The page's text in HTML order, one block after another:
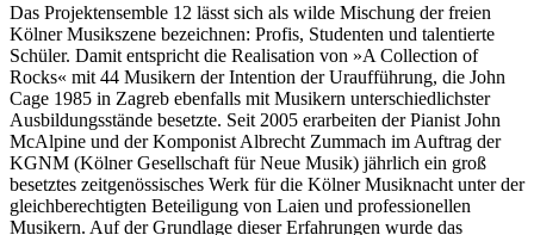
Das Projektensemble 12 lässt sich als wilde Mischung der freien
Kölner Musikszene bezeichnen: Profis, Studenten und talentierte
Schüler. Damit entspricht die Realisation von »A Collection of
Rocks« mit 44 Musikern der Intention der Uraufführung, die John
Cage 1985 in Zagreb ebenfalls mit Musikern unterschiedlichster
Ausbildungsstände besetzte. Seit 2005 erarbeiten der Pianist John
McAlpine und der Komponist Albrecht Zummach im Auftrag der
KGNM (Kölner Gesellschaft für Neue Musik) jährlich ein groß
besetztes zeitgenössisches Werk für die Kölner Musiknacht unter der
gleichberechtigten Beteiligung von Laien und professionellen
Musikern. Auf der Grundlage dieser Erfahrungen wurde das